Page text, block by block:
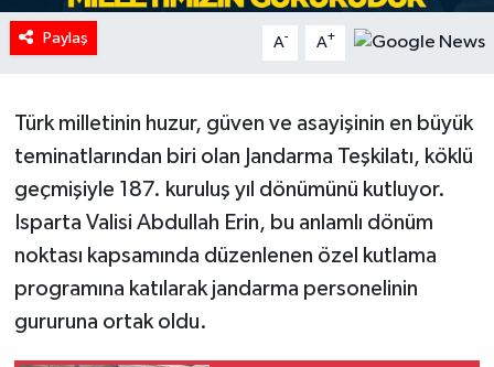
Paylaş A- A+
Türk milletinin huzur, güven ve asayişinin en büyük
teminatlarından biri olan Jandarma Teşkilatı, köklü
geçmişiyle 187. kuruluş yıl dönümünü kutluyor.
Isparta Valisi Abdullah Erin, bu anlamlı dönüm
noktası kapsamında düzenlenen özel kutlama
programına katılarak jandarma personelinin
gururuna ortak oldu.
Oyun
RESMİ İLANLAR
SAĞLIK
Spor
Tarihi Yapılarımız